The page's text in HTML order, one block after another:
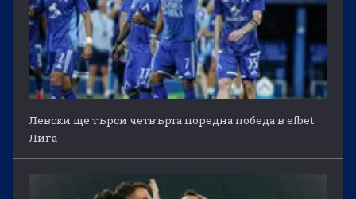
Левски ще търси четвърта поредна победа в efbet
Лига